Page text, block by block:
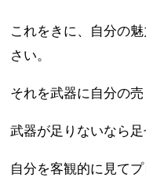
これをきに、自分の
さい。
それを武器に自分の
武器が足りないなら足
自分を客観的に見て